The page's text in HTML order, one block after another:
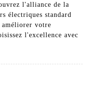
l'alliance de la
électriques standard
améliorer votre
l'excellence avec